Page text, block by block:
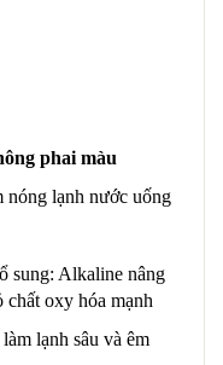
phai màu
lạnh nước uống
sung: Alkaline nâng
oxy hóa mạnh
lạnh sâu và êm